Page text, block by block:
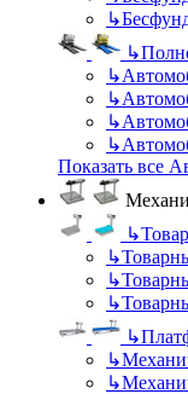
↳
↳
↳
↳
↳
↳
Показать все
↳
↳
↳
↳
↳
↳
↳